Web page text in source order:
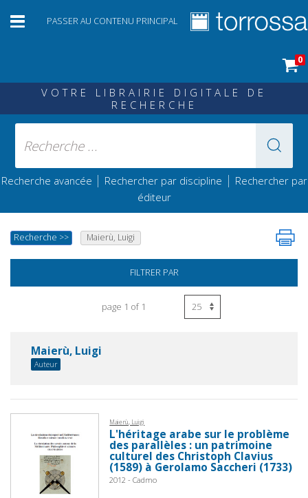
PASSER AU CONTENU PRINCIPAL
0
VOTRE LIBRAIRIE DIGITALE DE
RECHERCHE
Recherche avancée | Rechercher par discipline | Rechercher par
éditeur
Recherche >> Maierù, Luigi
FILTRER PAR
page 1 of 1
Maierù, Luigi
Auteur
Maierù, Luigi
L'héritage arabe sur le problème
des parallèles : un patrimoine
culturel des Christoph Clavius
(1589) à Gerolamo Saccheri (1733)
2012 - Cadmo